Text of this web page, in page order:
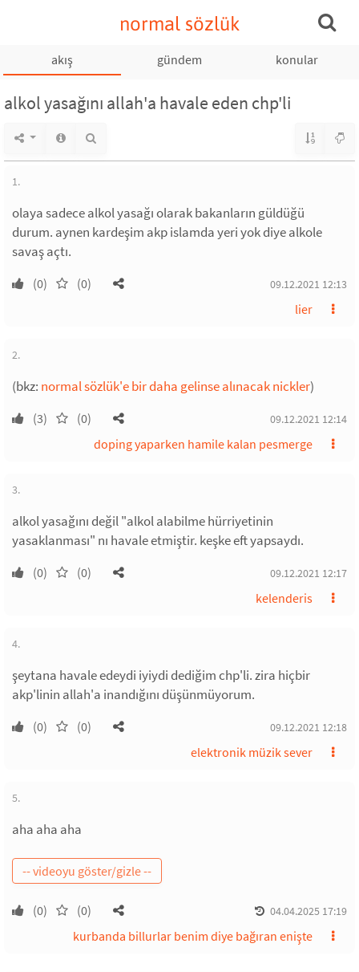
normal sözlük
akış gündem konular
alkol yasağını allah'a havale eden chp'li
1.
olaya sadece alkol yasağı olarak bakanların güldüğü
durum. aynen kardeşim akp islamda yeri yok diye alkole
savaş açtı.
(0) (0) 09.12.2021 12:13
lier
2.
(bkz: normal sözlük'e bir daha gelinse alınacak nickler)
(3) (0) 09.12.2021 12:14
doping yaparken hamile kalan pesmerge
3.
alkol yasağını değil "alkol alabilme hürriyetinin
yasaklanması" nı havale etmiştir. keşke eft yapsaydı.
(0) (0) 09.12.2021 12:17
kelenderis
4.
şeytana havale edeydi iyiydi dediğim chp'li. zira hiçbir
akp'linin allah'a inandığını düşünmüyorum.
(0) (0) 09.12.2021 12:18
elektronik müzik sever
5.
aha aha aha
(0) (0) 04.04.2025 17:19
kurbanda billurlar benim diye bağıran enişte